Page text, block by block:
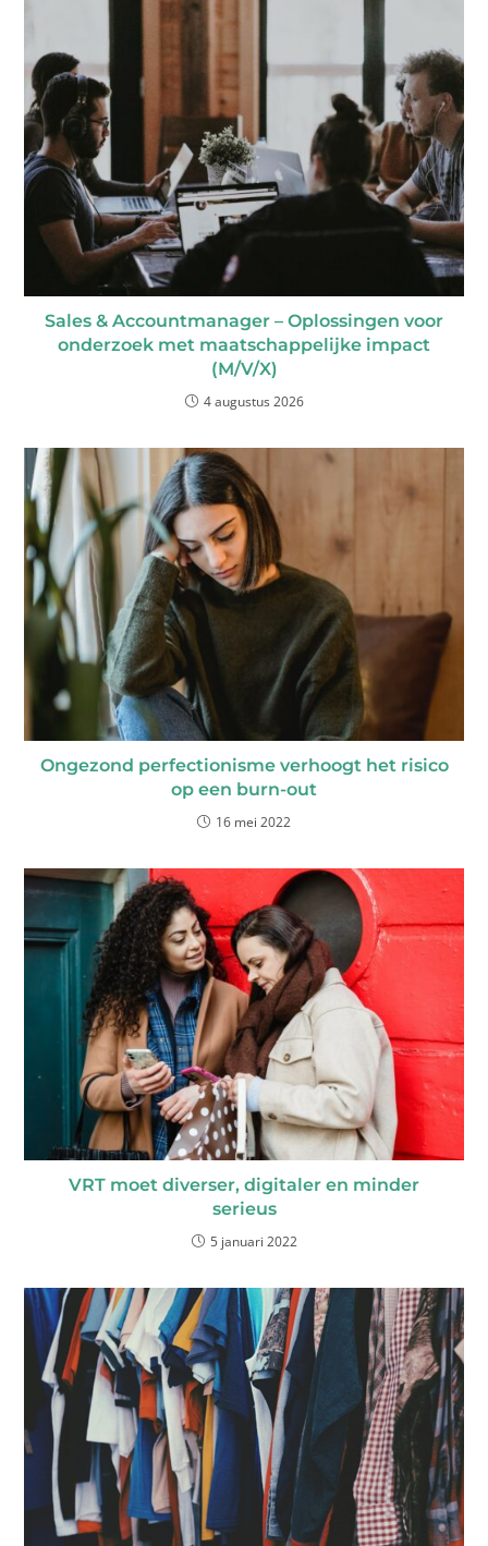
Sales & Accountmanager – Oplossingen voor
onderzoek met maatschappelijke impact
(M/V/X)
4 augustus 2026
Ongezond perfectionisme verhoogt het risico
op een burn-out
16 mei 2022
VRT moet diverser, digitaler en minder
serieus
5 januari 2022